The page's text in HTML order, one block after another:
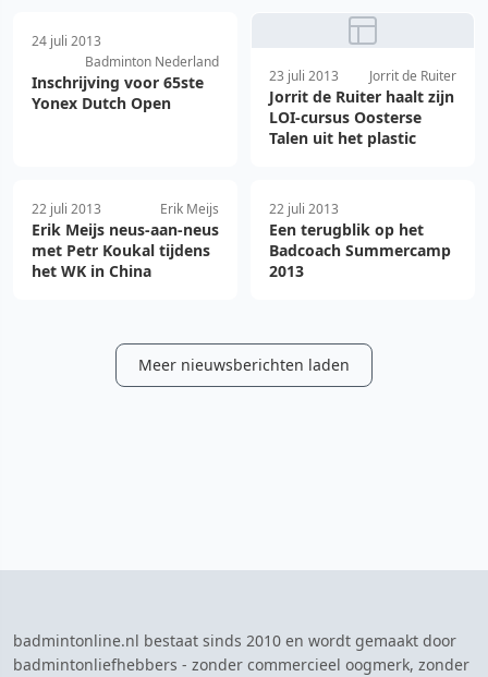
24 juli 2013
Badminton Nederland
Inschrijving voor 65ste
Yonex Dutch Open
23 juli 2013 Jorrit de Ruiter
Jorrit de Ruiter haalt zijn
LOI-cursus Oosterse
Talen uit het plastic
22 juli 2013 Erik Meijs
Erik Meijs neus-aan-neus
met Petr Koukal tijdens
het WK in China
22 juli 2013
Een terugblik op het
Badcoach Summercamp
2013
Meer nieuwsberichten laden
badmintonline.nl bestaat sinds 2010 en wordt gemaakt door
badmintonliefhebbers - zonder commercieel oogmerk, zonder